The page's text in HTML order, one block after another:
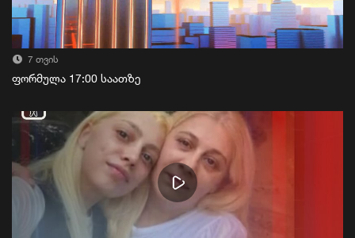
7 თვის
ფორმულა 17:00 საათზე